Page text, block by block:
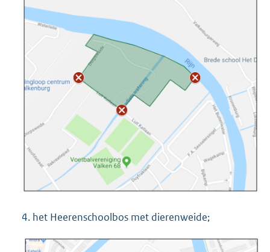
4. het Heerenschoolbos met dierenweide;